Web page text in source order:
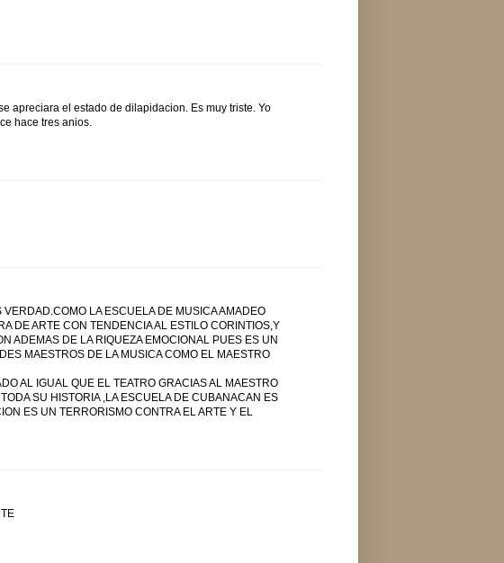
apreciara el estado de dilapidacion. Es muy triste. Yo
hace tres anios.
LA ESCUELA DE MUSICA AMADEO
DE ARTE CON TENDENCIA AL ESTILO CORINTIOS,Y
ADEMAS DE LA RIQUEZA EMOCIONAL PUES ES UN
MAESTROS DE LA MUSICA COMO EL MAESTRO
AL IGUAL QUE EL TEATRO GRACIAS AL MAESTRO
SU HISTORIA ,LA ESCUELA DE CUBANACAN ES
ES UN TERRORISMO CONTRA EL ARTE Y EL